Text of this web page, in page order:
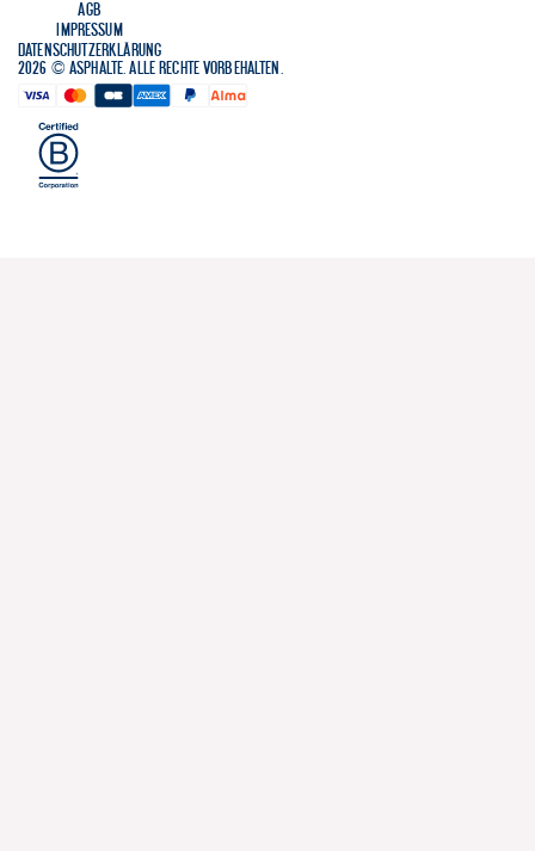
AGB
Impressum
Datenschutzerklärung
2026 © Asphalte. Alle Rechte vorbehalten.